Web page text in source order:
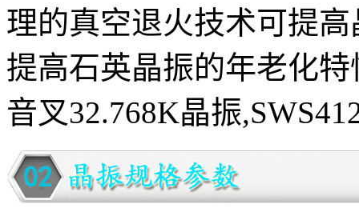
理的真空退火技术可提
提高石英晶振的年老化
音叉32.768K晶振